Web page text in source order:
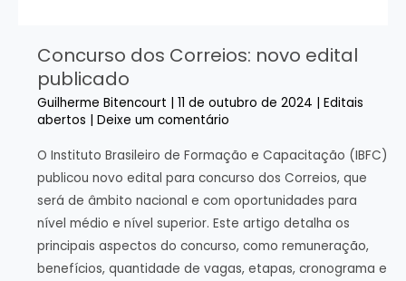
Concurso dos Correios: novo edital
publicado
Guilherme Bitencourt | 11 de outubro de 2024 | Editais
abertos | Deixe um comentário
O Instituto Brasileiro de Formação e Capacitação (IBFC)
publicou novo edital para concurso dos Correios, que
será de âmbito nacional e com oportunidades para
nível médio e nível superior. Este artigo detalha os
principais aspectos do concurso, como remuneração,
benefícios, quantidade de vagas, etapas, cronograma e